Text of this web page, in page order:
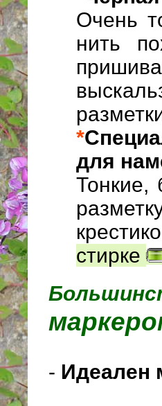
Очень
нить
*
для
Тонкие,
стирке
- Идеален